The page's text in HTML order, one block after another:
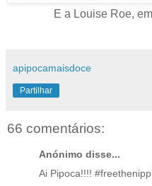
E a Louise Roe,
apipocamaisdoce
Partilhar
66 comentários:
Anónimo disse...
Ai Pipoca!!!!